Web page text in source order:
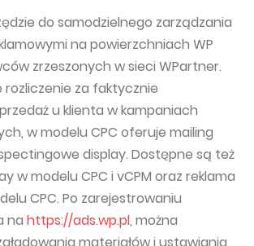
do samodzielnego zarządzania
na powierzchniach WP
zrzeszonych w sieci WPartner.
rozliczenie za faktycznie
u klienta w kampaniach
w modelu CPC oferuje mailing
display. Dostępne są też
w modelu CPC i vCPM oraz reklama
CPC. Po zarejestrowaniu
na https://ads.wp.pl, można